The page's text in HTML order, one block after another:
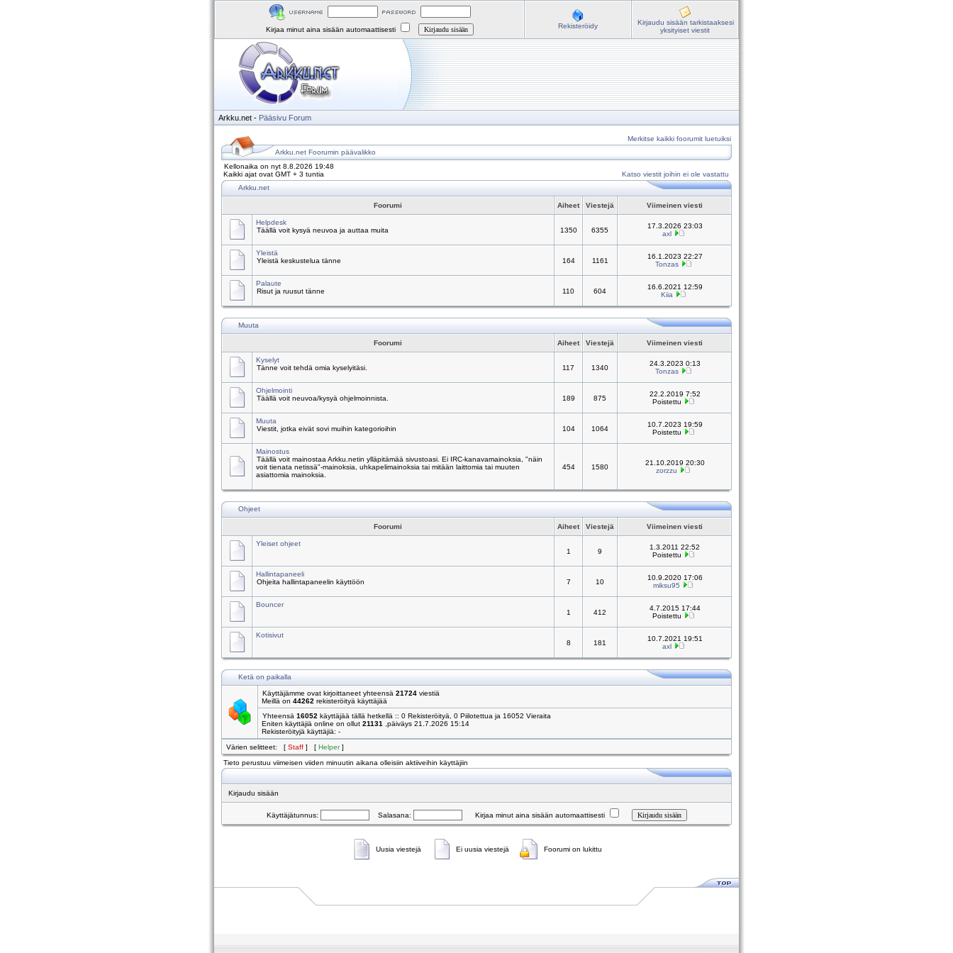
Kirjaa minut aina sisään automaattisesti Rekisteröidy
Kirjaudu sisään tarkistaaksesi
yksityiset viestit
Arkku.net - Pääsivu Forum
Merkitse kaikki foorumit luetuiksi
Arkku.net Foorumin päävalikko
Kellonaika on nyt 8.8.2026 19:48
Kaikki ajat ovat GMT + 3 tuntia
Katso viestit joihin ei ole vastattu
Arkku.net
Foorumi Aiheet Viestejä Viimeinen viesti
Helpdesk
Täällä voit kysyä neuvoa ja auttaa muita
1350 6355
17.3.2026 23:03
axl
Yleistä
Yleistä keskustelua tänne
164 1161
16.1.2023 22:27
Tonzas
Palaute
Risut ja ruusut tänne
110 604
16.6.2021 12:59
Kiia
Muuta
Foorumi Aiheet Viestejä Viimeinen viesti
Kyselyt
Tänne voit tehdä omia kyselyitäsi.
117 1340
24.3.2023 0:13
Tonzas
Ohjelmointi
Täällä voit neuvoa/kysyä ohjelmoinnista.
189 875
22.2.2019 7:52
Poistettu
Muuta
Viestit, jotka eivät sovi muihin kategorioihin
104 1064
10.7.2023 19:59
Poistettu
Mainostus
Täällä voit mainostaa Arkku.netin ylläpitämää sivustoasi. Ei IRC-kanavamainoksia, "näin
voit tienata netissä"-mainoksia, uhkapelimainoksia tai mitään laittomia tai muuten
asiattomia mainoksia.
454 1580
21.10.2019 20:30
zorzzu
Ohjeet
Foorumi Aiheet Viestejä Viimeinen viesti
Yleiset ohjeet
1
9
1.3.2011 22:52
Poistettu
Hallintapaneeli
Ohjeita hallintapaneelin käyttöön
7 10
10.9.2020 17:06
miksu95
Bouncer
1
412
4.7.2015 17:44
Poistettu
Kotisivut
8
181
10.7.2021 19:51
axl
Ketä on paikalla
Käyttäjämme ovat kirjoittaneet yhteensä 21724 viestiä
Meillä on 44262 rekisteröityä käyttäjää
Yhteensä 16052 käyttäjää tällä hetkellä :: 0 Rekisteröityä, 0 Piilotettua ja 16052 Vieraita
Eniten käyttäjiä online on ollut 21131
,päiväys 21.7.2026 15:14
Rekisteröityjä käyttäjiä: -
Värien selitteet: [ Staff ] [ Helper]
Tieto perustuu viimeisen viiden minuutin aikana olleisiin aktiiveihin käyttäjiin
Kirjaudu sisään
Käyttäjätunnus: Salasana: Kirjaa minut aina sisään automaattisesti
Uusia viestejä Ei uusia viestejä Foorumi on lukittu